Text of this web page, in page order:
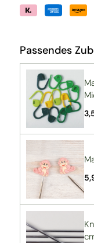
Passendes